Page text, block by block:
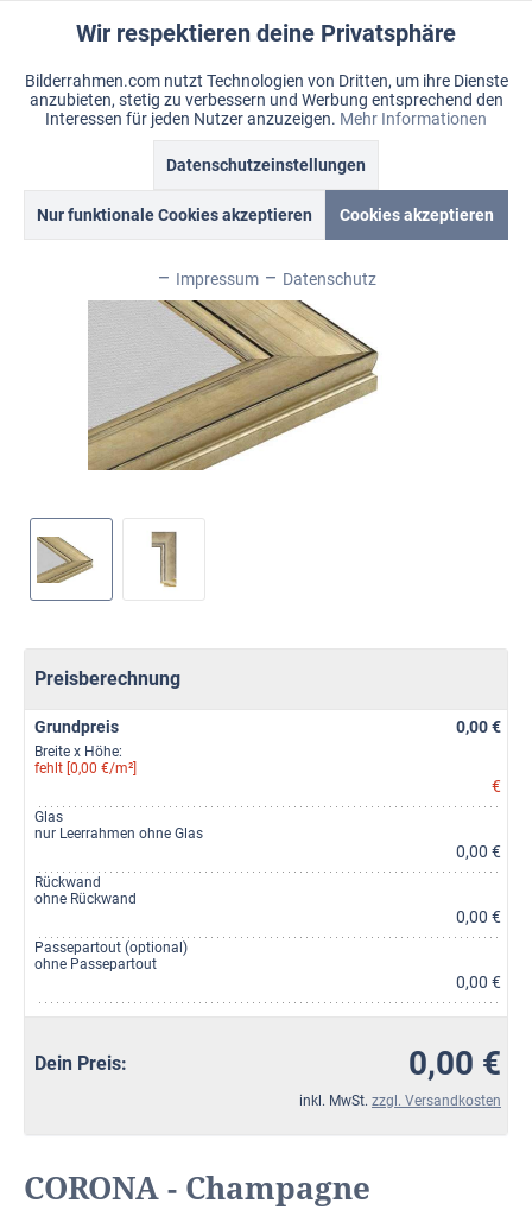
Warenkorb
Merkzettel Mein Konto
Menü
Corona
Preisberechnung
Grundpreis 0,00 €
Breite x Höhe:
fehlt [0,00 €/m²]
€
Glas
nur Leerrahmen ohne Glas
0,00 €
Rückwand
ohne Rückwand
0,00 €
Passepartout (optional)
ohne Passepartout
0,00 €
Dein Preis: 0,00 €
inkl. MwSt. zzgl. Versandkosten
CORONA - Champagne
Funktionale Aktiv
Marketing Inaktiv
Inaktiv
Wir respektieren deine Privatsphäre
Bilderrahmen.com nutzt Technologien von Dritten, um ihre Dienste
anzubieten, stetig zu verbessern und Werbung entsprechend den
Interessen für jeden Nutzer anzuzeigen. Mehr Informationen
Datenschutzeinstellungen
Nur funktionale Cookies akzeptieren Cookies akzeptieren
Impressum Datenschutz